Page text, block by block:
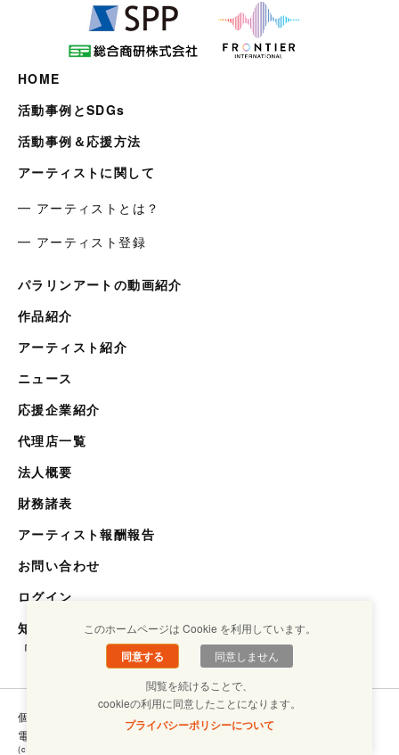
HOME
活動事例とSDGs
活動事例＆応援方法
アーティストに関して
━ アーティストとは？
━ アーティスト登録
パラリンアートの動画紹介
作品紹介
アーティスト紹介
ニュース
応援企業紹介
代理店一覧
法人概要
財務諸表
アーティスト報酬報告
お問い合わせ
ログイン
知らない世界を知るメディア
「キクエスト」
個人情報保護方針
コンプライアンスについて
電子ブックラボ
(c) Copyright SHOUGAISHA JIRITSU SUISHIN KIKOU ASSOCIATION. ALL
このホームページは Cookie を利用しています。
同意する
同意しません
閲覧を続けることで、
cookieの利用に同意したことになります。
プライバシーポリシーについて